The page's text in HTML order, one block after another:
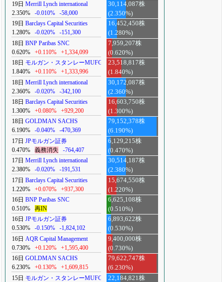
19日 Merrill Lynch international
2.350%
-0.010% -58,000
30,114,087株
(2.350%)
19日 Barclays Capital Securities
1.280%
-0.020% -151,300
16,452,450株
(1.280%)
18日 BNP Paribas SNC
0.620%
+0.110% +1,334,099
7,959,207株
(0.620%)
18日 モルガン・スタンレーMUFG
1.840%
+0.110% +1,333,996
23,518,817株
(1.840%)
18日 Merrill Lynch international
2.360%
-0.020% -342,100
30,172,087株
(2.360%)
18日 Barclays Capital Securities
1.300%
+0.080% +929,200
16,603,750株
(1.300%)
18日 GOLDMAN SACHS
6.190%
-0.040% -470,369
79,152,378株
(6.190%)
17日 JPモルガン証券
0.470%
義務消失 -764,407
6,129,215株
(0.470%)
17日 Merrill Lynch international
2.380%
-0.020% -191,531
30,514,187株
(2.380%)
17日 Barclays Capital Securities
1.220%
+0.070% +937,300
15,674,550株
(1.220%)
16日 BNP Paribas SNC
0.510%
再IN
6,625,108株
(0.510%)
16日 JPモルガン証券
0.530%
-0.150% -1,824,102
6,893,622株
(0.530%)
16日 AQR Capital Management
0.730%
+0.120% +1,595,400
9,400,000株
(0.730%)
16日 GOLDMAN SACHS
6.230%
+0.130% +1,609,815
79,622,747株
(6.230%)
15日 モルガン・スタンレーMUFG
22,184,821株